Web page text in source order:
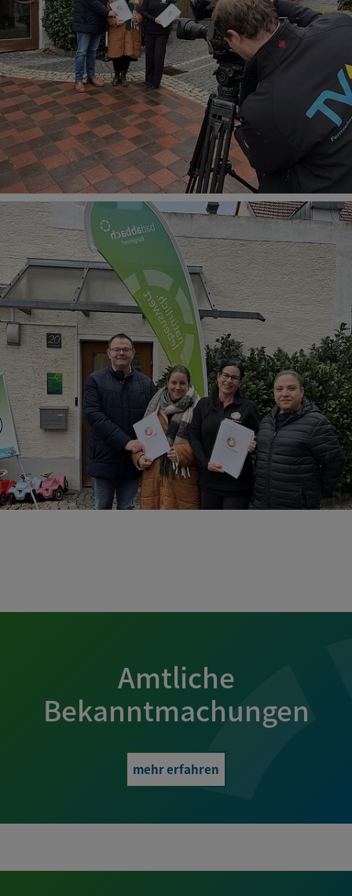
Amtliche
Bekanntmachungen
mehr erfahren